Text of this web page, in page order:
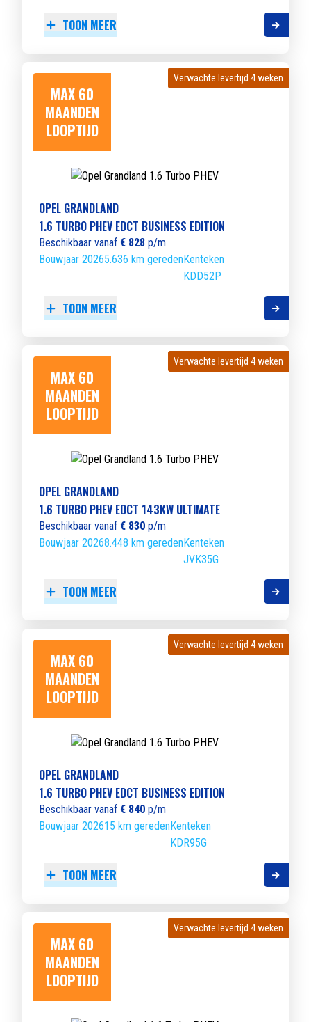
TOON MEER
MAX 60
MAANDEN
LOOPTIJD
Verwachte levertijd 4 weken
Verwachte levertijd 4 weken
OPEL GRANDLAND
1.6 TURBO PHEV EDCT BUSINESS EDITION
Beschikbaar vanaf € 828 p/m
Bouwjaar 20265.636 km geredenKenteken
KDD52P
TOON MEER
MAX 60
MAANDEN
LOOPTIJD
Verwachte levertijd 4 weken
Verwachte levertijd 4 weken
OPEL GRANDLAND
1.6 TURBO PHEV EDCT 143KW ULTIMATE
Beschikbaar vanaf € 830 p/m
Bouwjaar 20268.448 km geredenKenteken
JVK35G
TOON MEER
MAX 60
MAANDEN
LOOPTIJD
Verwachte levertijd 4 weken
Verwachte levertijd 4 weken
OPEL GRANDLAND
1.6 TURBO PHEV EDCT BUSINESS EDITION
Beschikbaar vanaf € 840 p/m
Bouwjaar 202615 km geredenKenteken
KDR95G
TOON MEER
MAX 60
MAANDEN
LOOPTIJD
Verwachte levertijd 4 weken
Verwachte levertijd 4 weken